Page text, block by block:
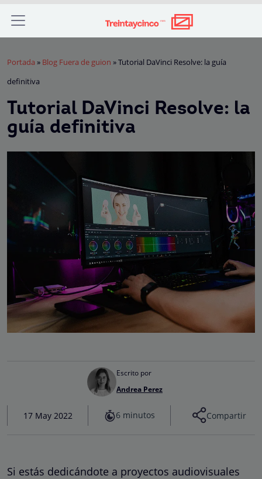
Portada » Blog Fuera de guion »Tutorial DaVinci Resolve: la guía
definitiva
Tutorial DaVinci Resolve: la
guía definitiva
Escrito por
Andrea Perez
17 May 2022 6 minutos Compartir
Si estás dedicándote a proyectos audiovisuales